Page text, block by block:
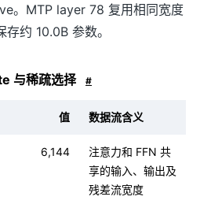
。MTP layer 78 复用相同宽度
约 10.0B 参数。
与稀疏选择 #
值 数据流含义
6,144
注意力和 FFN 共
享的输入、输出及
残差流宽度